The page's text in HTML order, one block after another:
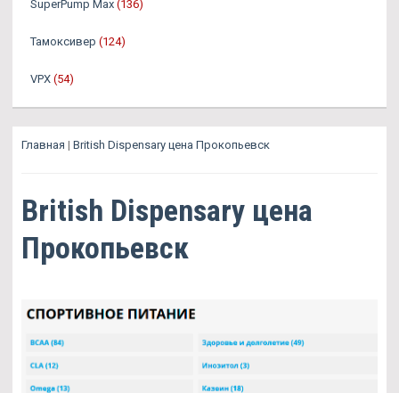
SuperPump Max (136)
Тамоксивер (124)
VPX (54)
Главная | British Dispensary цена Прокопьевск
British Dispensary цена
Прокопьевск